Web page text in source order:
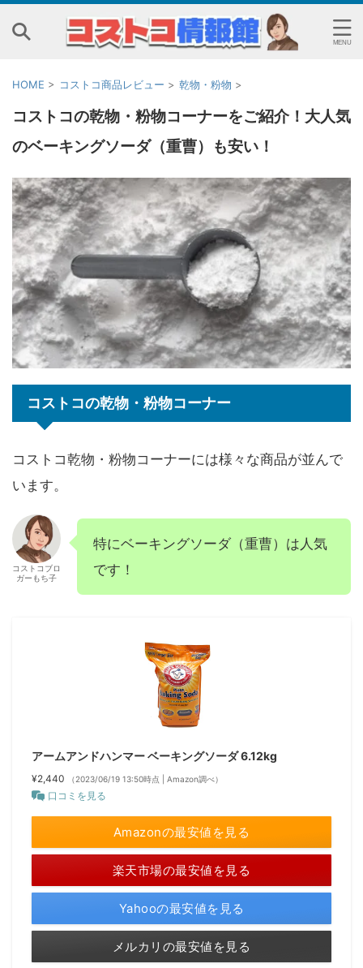
HOME > コストコ商品レビュー > 乾物・粉物 >
コストコの乾物・粉物コーナーをご紹介！大人気
のベーキングソーダ（重曹）も安い！
コストコの乾物・粉物コーナー
コストコ乾物・粉物コーナーには様々な商品が並んで
います。
コストコブロ
ガーもち子
特にベーキングソーダ（重曹）は人気
です！
アームアンドハンマー ベーキングソーダ 6.12kg
¥2,440 （2023/06/19 13:50時点 | Amazon調べ）
口コミを見る
Amazonの最安値を見る
楽天市場の最安値を見る
Yahooの最安値を見る
メルカリの最安値を見る